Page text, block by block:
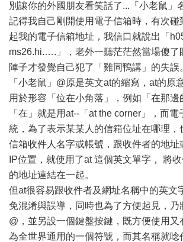
別讓你的外國朋友看笑話了...「小老鼠」
記得我自己剛開使用電子信箱時，有次碰
起我的電子信箱地址，我信口就說出「
ms26.hi.….」，老外一聽茫茫然當場傻了
陣子才發覺自己犯了「雞同鴨講」的失誤
「小老鼠」@原是英文at的縮寫，at的原
用於形容「位在小角落」，例如「在那邊
「在」就是用at--「at the corner」，而
統，為了表示某某人的信箱位址在哪理，
信箱收件人名字或帳號，跟收件者的地址
IP位置，就使用了at 這個英文單字， 將
的地址連結在一起。
但at很容易跟收件者及網址名稱中的英文
免混淆與誤導，同時也為了方便起見，乃
@，並另設一個鍵盤按鍵，既方便使用又
為全世界通用的一個符號，而其名稱就唸